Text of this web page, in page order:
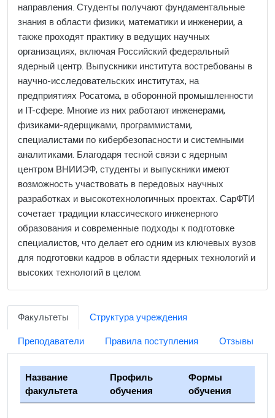
направления. Студенты получают фундаментальные
знания в области физики, математики и инженерии, а
также проходят практику в ведущих научных
организациях, включая Российский федеральный
ядерный центр. Выпускники института востребованы в
научно-исследовательских институтах, на
предприятиях Росатома, в оборонной промышленности
и IT-сфере. Многие из них работают инженерами,
физиками-ядерщиками, программистами,
специалистами по кибербезопасности и системными
аналитиками. Благодаря тесной связи с ядерным
центром ВНИИЭФ, студенты и выпускники имеют
возможность участвовать в передовых научных
разработках и высокотехнологичных проектах. СарФТИ
сочетает традиции классического инженерного
образования и современные подходы к подготовке
специалистов, что делает его одним из ключевых вузов
для подготовки кадров в области ядерных технологий и
высоких технологий в целом.
Факультеты
Структура учреждения
Преподаватели
Правила поступления Отзывы
Название
факультета
Профиль
обучения
Формы
обучения